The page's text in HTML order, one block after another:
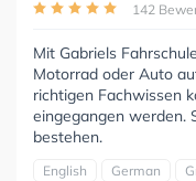
142
Mit Gabriels
Motorrad oder Auto
richtigen Fachwissen
eingegangen werden.
bestehen.
English German